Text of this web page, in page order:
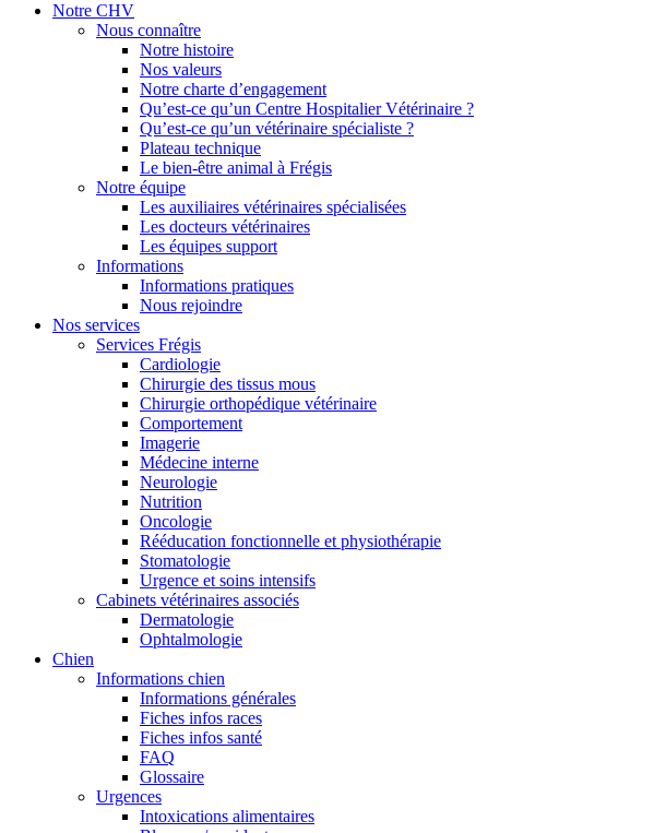
Notre CHV
Nous connaître
Notre histoire
Nos valeurs
Notre charte d’engagement
Qu’est-ce qu’un Centre Hospitalier Vétérinaire ?
Qu’est-ce qu’un vétérinaire spécialiste ?
Plateau technique
Le bien-être animal à Frégis
Notre équipe
Les auxiliaires vétérinaires spécialisées
Les docteurs vétérinaires
Les équipes support
Informations
Informations pratiques
Nous rejoindre
Nos services
Services Frégis
Cardiologie
Chirurgie des tissus mous
Chirurgie orthopédique vétérinaire
Comportement
Imagerie
Médecine interne
Neurologie
Nutrition
Oncologie
Rééducation fonctionnelle et physiothérapie
Stomatologie
Urgence et soins intensifs
Cabinets vétérinaires associés
Dermatologie
Ophtalmologie
Chien
Informations chien
Informations générales
Fiches infos races
Fiches infos santé
FAQ
Glossaire
Urgences
Intoxications alimentaires